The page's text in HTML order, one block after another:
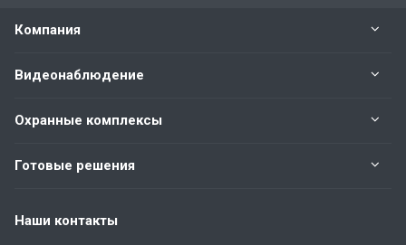
Компания
Видеонаблюдение
Охранные комплексы
Готовые решения
Наши контакты